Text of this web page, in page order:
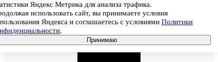
Яндекс Метрика для анализа трафика.
использовать сайт, вы принимаете условия
Яндекса и соглашаетесь с условиями Политики
.
Принимаю